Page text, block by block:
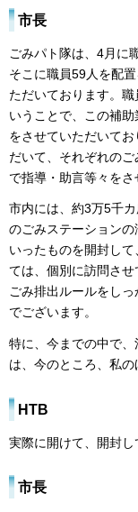
市長
ごみパト隊は、4月に
そこに職員59人を配
ただいております。
いうことで、この補
をさせていただいて
だいて、それぞれの
で指導・助言等々をさ
市内には、約3万5千
のごみステーション
いったものを開封し
ては、個別に訪問させ
ごみ排出ルールをし
でございます。
特に、今までの中で
は、今のところ、私の
HTB
実際に開けて、開封し
市長